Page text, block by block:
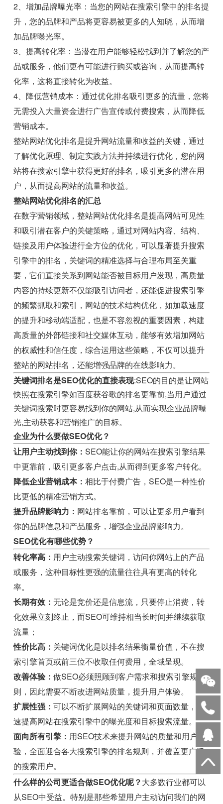
2、增加品牌曝光率：当您的网站在搜索引擎中的排名提
升，您的品牌和产品将更容易被更多的人知晓，从而增
加品牌曝光率。
3、提高转化率：当潜在用户能够轻松找到并了解您的产
品或服务，他们更有可能进行购买或咨询，从而提高转
化率，这将直接转化为收益。
4、降低营销成本：通过优化排名吸引更多的流量，您将
无需投入大量资金进行广告宣传或付费搜索，从而降低
营销成本。
整站网站优化排名是提升网站流量和收益的关键，通过
了解优化原理、制定实践方法并持续进行优化，您的网
站将在搜索引擎中获得更好的排名，吸引更多的潜在用
户，从而提高网站的流量和收益。
整站网站优化排名的汇总
在数字营销领域，整站网站优化排名是提高网站可见性
和吸引潜在客户的关键策略，通过对网站内容、结构、
链接及用户体验进行全方位的优化，可以显著提升搜索
引擎中的排名，关键词的精准选择与合理布局至关重
要，它们直接关系到网站能否被目标用户发现，高质量
内容的持续更新不仅能吸引访问者，还能促进搜索引擎
的频繁抓取和索引，网站的技术结构优化，如加载速度
的提升和移动端适配，也是不容忽视的重要因素，构建
高质量的外部链接和社交媒体互动，能够有效增加网站
的权威性和信任度，综合运用这些策略，不仅可以提升
整站的网站排名，还能增强品牌的在线影响力。
关键词排名是SEO优化的直接表现:SEO的目的是让网站
快照在搜索引擎如百度获谷歌的排名更靠前,当用户通过
关键词搜索时更容易找到你的网站,从而实现企业品牌曝
光,主动获客和营销推广的目标。
企业为什么要做SEO优化？
让用户主动找到你：SEO能让你的网站在搜索引擎结果
中更靠前，吸引更多客户点击,从而得到更多客户转化。
降低企业营销成本：相比于付费广告，SEO是一种性价
比更低的精准营销方式。
提升品牌影响力： 网站排名靠前，可以让更多用户看到
你的品牌信息和产品服务，增强企业品牌影响力。
SEO优化有哪些优势？
转化率高： 用户主动搜索关键词，访问你网站上的产品
或服务，这种目标性更强的流量往往具有更高的转化
率。
长期有效：无论是竞价还是信息流，只要停止消费，转
化效果立刻终止，而SEO可维持相当长时间并继续获取
流量；
性价比高： 关键词优化是以排名结果衡量价值，不在搜
索引擎首页或前三位不收取任何费用，全域呈现。
改善体验：做SEO必须照顾到客户需求和搜索引擎规
则，因此需要不断改进网站质量，提升用户体验。
扩展性强：可以不断扩展网站的关键词和页面数量，快
速提高网站在搜索引擎中的曝光度和目标搜索流量。
面向所有引擎： 用SEO技术来提升网站的质量和用户体
验，全面迎合各大搜索引擎的排名规则，并覆盖更广泛
的搜索用户。
什么样的公司更适合做SEO优化呢？大多数行业都可以
从SEO中受益。特别是那些希望用户主动访问我们的网